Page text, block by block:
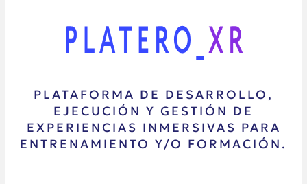
PLATAFORMA DE DESARROLLO,
EJECUCIÓN Y GESTIÓN DE
EXPERIENCIAS INMERSIVAS PARA
ENTRENAMIENTO Y/O FORMACIÓN.